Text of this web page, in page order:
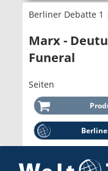
Berliner Debatte 1
Marx -
Funeral
Seiten